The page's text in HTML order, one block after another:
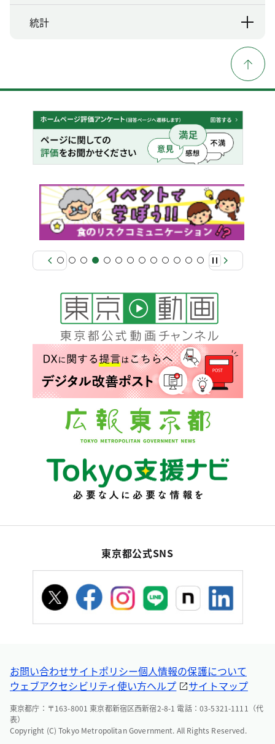
統計
東京都公式SNS
お問い合わせサイトポリシー個人情報の保護について
ウェブアクセシビリティ使い方ヘルプ サイトマップ
東京都庁：〒163-8001 東京都新宿区西新宿2-8-1 電話：03-5321-1111（代
表）
Copyright (C) Tokyo Metropolitan Government. All Rights Reserved.